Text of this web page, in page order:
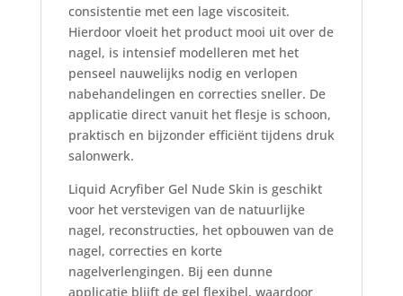
consistentie met een lage viscositeit.
Hierdoor vloeit het product mooi uit over de
nagel, is intensief modelleren met het
penseel nauwelijks nodig en verlopen
nabehandelingen en correcties sneller. De
applicatie direct vanuit het flesje is schoon,
praktisch en bijzonder efficiënt tijdens druk
salonwerk.
Liquid Acryfiber Gel Nude Skin is geschikt
voor het verstevigen van de natuurlijke
nagel, reconstructies, het opbouwen van de
nagel, correcties en korte
nagelverlengingen. Bij een dunne
applicatie blijft de gel flexibel, waardoor